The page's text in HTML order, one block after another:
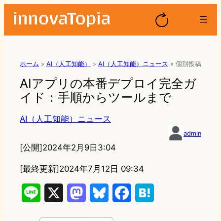
ホーム » AI（人工知能） » AI（人工知能）ニュース » 個別投稿
AIアプリの本番デプロイ完全ガ
イド：手順からツールまで
AI（人工知能）ニュース
admin
[公開]2024年2月9日3:04
[最終更新]2024年7月12日 09:34